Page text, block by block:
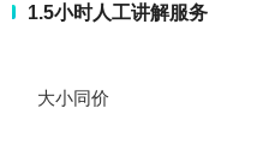
1.5小时人工讲解服务
大小同价